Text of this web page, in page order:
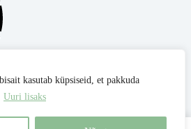
kasutab küpsiseid, et pakkuda
Uuri lisaks
Müügitingimused